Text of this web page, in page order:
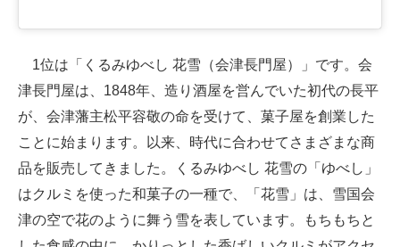
1位は「くるみゆべし 花雪（会津長門屋）」です。会
津長門屋は、1848年、造り酒屋を営んでいた初代の長平
が、会津藩主松平容敬の命を受けて、菓子屋を創業した
ことに始まります。以来、時代に合わせてさまざまな商
品を販売してきました。くるみゆべし 花雪の「ゆべし」
はクルミを使った和菓子の一種で、「花雪」は、雪国会
津の空で花のように舞う雪を表しています。もちもちと